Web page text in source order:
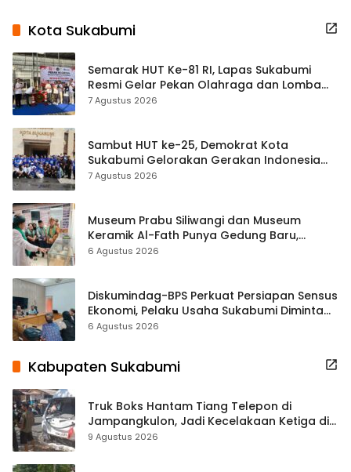
Kota Sukabumi
Semarak HUT Ke-81 RI, Lapas Sukabumi
Resmi Gelar Pekan Olahraga dan Lomba
Tradisional
7 Agustus 2026
Sambut HUT ke-25, Demokrat Kota
Sukabumi Gelorakan Gerakan Indonesia
ASRI Lewat Aksi Bersih Masjid Agung
7 Agustus 2026
Museum Prabu Siliwangi dan Museum
Keramik Al-Fath Punya Gedung Baru,
Hampir 500 Koleksi Dipisahkan
6 Agustus 2026
Diskumindag-BPS Perkuat Persiapan Sensus
Ekonomi, Pelaku Usaha Sukabumi Diminta
Terbuka Beri Data
6 Agustus 2026
Kabupaten Sukabumi
Truk Boks Hantam Tiang Telepon di
Jampangkulon, Jadi Kecelakaan Ketiga di
Titik yang Sama
9 Agustus 2026